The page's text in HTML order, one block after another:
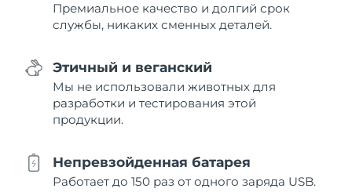
Премиальное качество и долгий срок
службы, никаких сменных деталей.
Этичный и веганский
Мы не использовали животных для
разработки и тестирования этой
продукции.
Непревзойденная батарея
Работает до 150 раз от одного заряда USB.